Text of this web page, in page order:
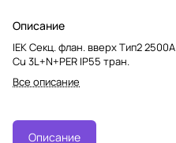
Описание
IEK Секц. флан. вверх Тип2 2500А
Cu 3L+N+PER IP55 тран.
Все описание
Описание